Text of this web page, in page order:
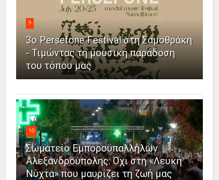
9
3ο Persefone Festival στη Σαμοθράκη
- Τιμώντας τη μουσική παράδοση
του τόπου μας
10
Σωματείο Εμποροϋπαλλήλων
Αλεξανδρούπολης: Όχι στη «Λευκή
Νύχτα» που μαυρίζει τη ζωή μας